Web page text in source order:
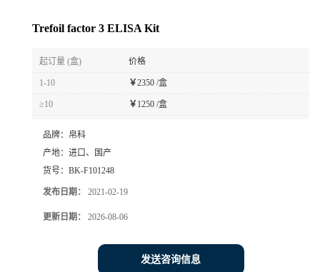
Trefoil factor 3 ELISA Kit
起订量 (盒) 价格
1-10 ￥2350 /盒
≥10 ￥ 1250 /盒
品牌： 帛科
产地： 进口、国产
货号： BK-F101248
发布日期： 2021-02-19
更新日期： 2026-08-06
发送咨询信息